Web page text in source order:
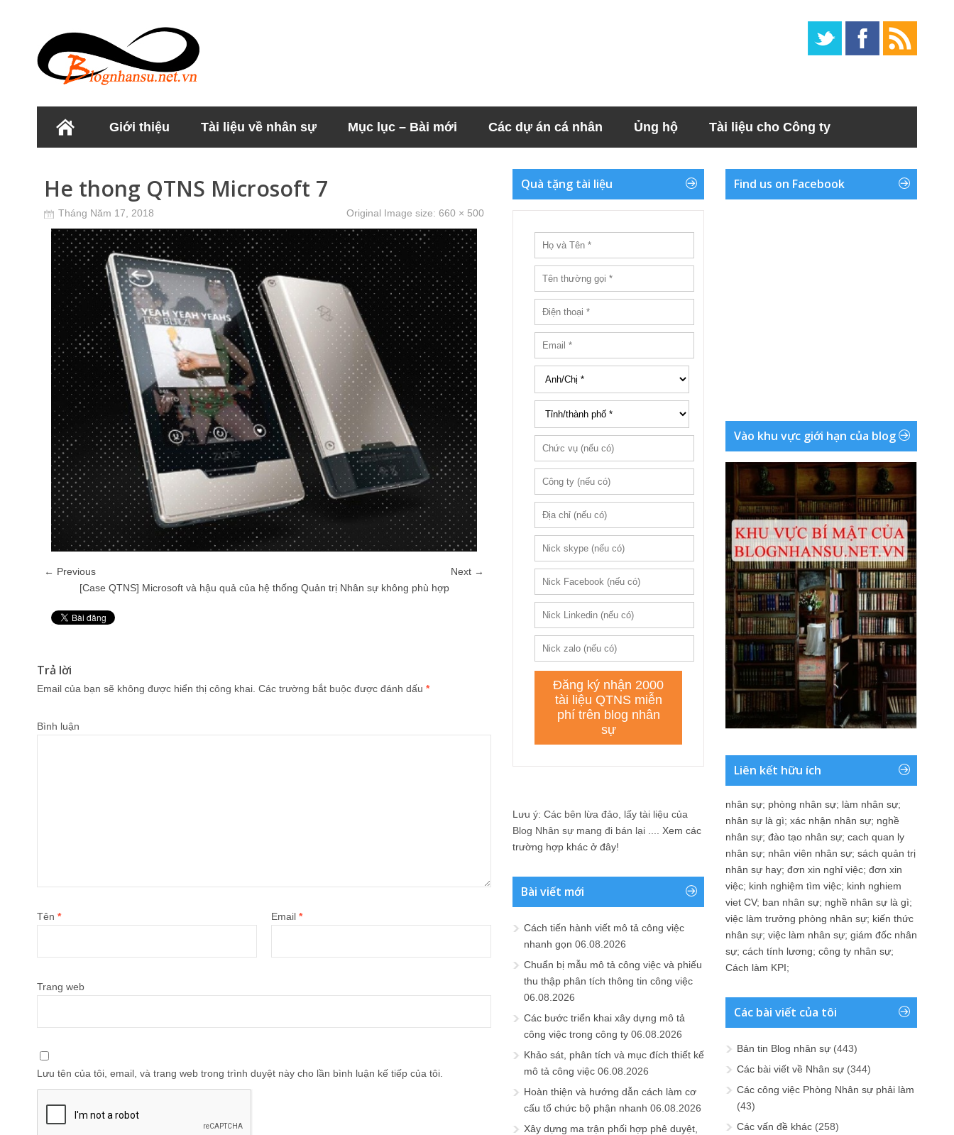
Giới thiệu Tài liệu về nhân sự Mục lục – Bài mới Các dự án cá nhân Ủng hộ Tài liệu cho Công ty
He thong QTNS Microsoft 7
Tháng Năm 17, 2018 Original Image size: 660 × 500
← Previous
Next →
[Case QTNS] Microsoft và hậu quả của hệ thống Quản trị Nhân sự không phù hợp
Trả lời
Email của bạn sẽ không được hiển thị công khai. Các trường bắt buộc được đánh dấu *
Bình luận
Tên * Email *
Trang web
Lưu tên của tôi, email, và trang web trong trình duyệt này cho lần bình luận kế tiếp của tôi.
Quà tặng tài liệu
Lưu ý: Các bên lừa đảo, lấy tài liệu của
Blog Nhân sự mang đi bán lại .... Xem các
trường hợp khác ở đây!
Bài viết mới
Cách tiến hành viết mô tả công việc
nhanh gọn 06.08.2026
Chuẩn bị mẫu mô tả công việc và phiếu
thu thập phân tích thông tin công việc
06.08.2026
Các bước triển khai xây dựng mô tả
công việc trong công ty 06.08.2026
Khảo sát, phân tích và mục đích thiết kế
mô tả công việc 06.08.2026
Hoàn thiện và hướng dẫn cách làm cơ
cấu tổ chức bộ phận nhanh 06.08.2026
Xây dựng ma trận phối hợp phê duyệt,
Find us on Facebook
Vào khu vực giới hạn của blog
Liên kết hữu ích
nhân sự; phòng nhân sự; làm nhân sự;
nhân sự là gì; xác nhận nhân sự; nghề
nhân sự; đào tạo nhân sự; cach quan ly
nhân sự; nhân viên nhân sự; sách quản trị
nhân sự hay; đơn xin nghỉ việc; đơn xin
việc; kinh nghiệm tìm việc; kinh nghiem
viet CV; ban nhân sự; nghề nhân sự là gì;
việc làm trưởng phòng nhân sự; kiến thức
nhân sự; việc làm nhân sự; giám đốc nhân
sự; cách tính lương; công ty nhân sự;
Cách làm KPI;
Các bài viết của tôi
Bản tin Blog nhân sự (443)
Các bài viết về Nhân sự (344)
Các công việc Phòng Nhân sự phải làm
(43)
Các vấn đề khác (258)